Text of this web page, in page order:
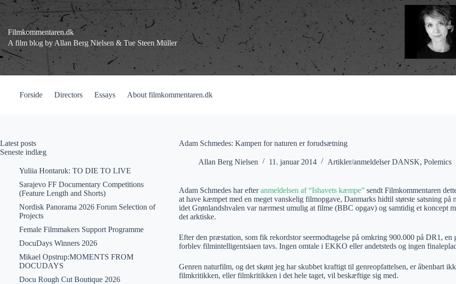
Fortsæt
til
indhold
Filmkommentaren.dk
A film blog by Allan Berg Nielsen & Tue Steen Müller
Forside Directors Essays About filmkommentaren.dk
Adam Schmedes: Kampen for naturen er forudsætning
Allan Berg Nielsen 11. januar 2014 Artikler/anmeldelser DANSK, Polemics
Adam Schmedes har efteranmeldelsen af “Ishavets kæmpe”sendt Filmkommentaren
at have kæmpet med en meget vanskelig filmopgave, Danmarks hidtil største satsning på
idet Grønlandshvalen var nærmest umulig at filme (BBC opgav) og samtidig et koncept
det arktiske.
Efter den præstation, som fik rekordstor seermodtagelse på omkring 900.000 på DR1, en
forblev filmintelligentsiaen tavs. Ingen omtale i EKKO eller andetsteds og ingen
Genren naturfilm, og det skønt jeg har skubbet kraftigt til genreopfattelsen, er åbenbart
filmkritikken, eller filmkritikken i det hele taget, vil beskæftige sig med.
Latest posts
Seneste indlæg
Yuliia Hontaruk: TO DIE TO LIVE
Sarajevo FF Documentary Competitions
(Feature Length and Shorts)
Nordisk Panorama 2026 Forum Selection of
Projects
Female Filmmakers Support Programme
DocuDays Winners 2026
Mikael Opstrup:MOMENTS FROM
DOCUDAYS
Docu Rough Cut Boutique 2026